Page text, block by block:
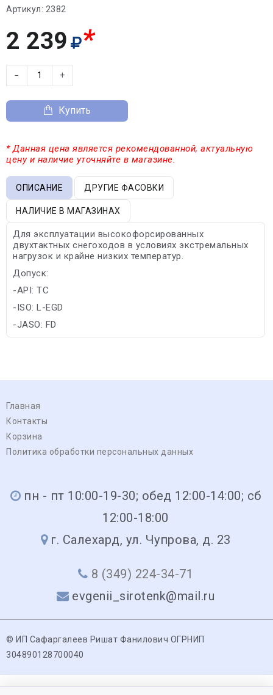
Артикул: 2382
2 239 *
− +
Купить
* Данная цена является рекомендованной, актуальную
цену и наличие уточняйте в магазине.
ОПИСАНИЕ ДРУГИЕ ФАСОВКИ
НАЛИЧИЕ В МАГАЗИНАХ
Для эксплуатации высокофорсированных
двухтактных снегоходов в условиях экстремальных
нагрузок и крайне низких температур.
Допуск:
-API: TC
-ISO: L-EGD
-JASO: FD
Главная
Контакты
Корзина
Политика обработки персональных данных
пн - пт 10:00-19-30; обед 12:00-14:00; сб
12:00-18:00
г. Салехард, ул. Чупрова, д. 23
8 (349) 224-34-71
evgenii_sirotenk@mail.ru
© ИП Сафаргалеев Ришат Фанилович ОГРНИП
304890128700040